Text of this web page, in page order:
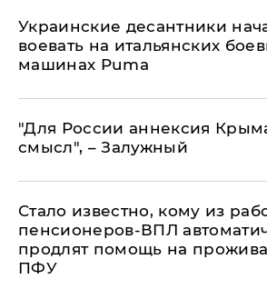
Украинские десантники
воевать на итальянских
машинах Puma
"Для России аннексия
смысл", – Залужный
Стало известно, кому из
пенсионеров-ВПЛ
продлят помощь на
ПФУ